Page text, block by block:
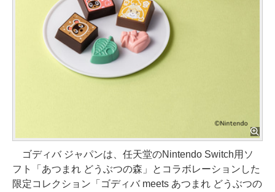
ゴディバ ジャパンは、任天堂のNintendo Switch用ソ
フト「あつまれ どうぶつの森」とコラボレーションした
限定コレクション「ゴディバ meets あつまれ どうぶつの